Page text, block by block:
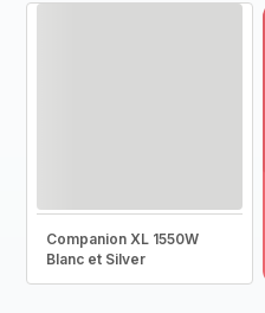
Companion XL 1550W
Blanc et Silver